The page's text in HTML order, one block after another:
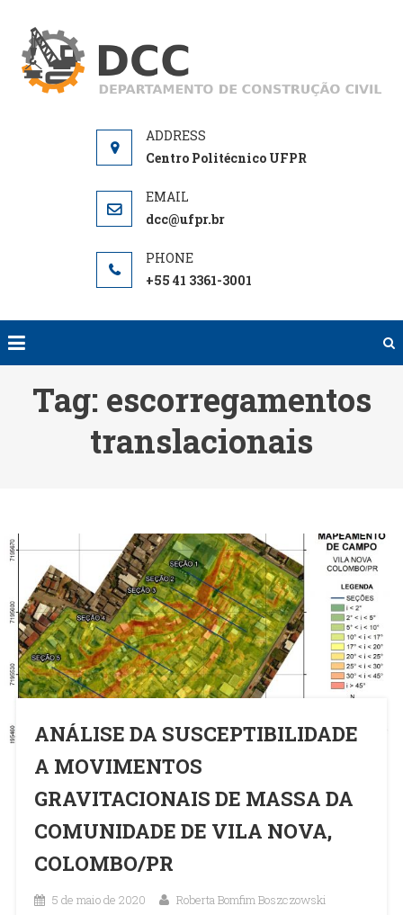
content
Centro Politécnico UFPR
dcc@ufpr.br
+55 41 3361-3001
Tag: escorregamentos
translacionais
ANÁLISE DA SUSCEPTIBILIDADE
A MOVIMENTOS
GRAVITACIONAIS DE MASSA DA
COMUNIDADE DE VILA NOVA,
COLOMBO/PR
5 de maio de 2020
Roberta Bomfim Boszczowski